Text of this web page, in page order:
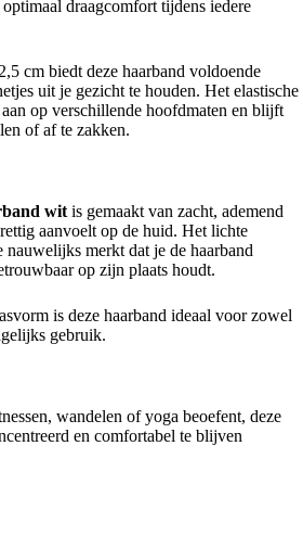
draagcomfort tijdens iedere
cm biedt deze haarband voldoende
uit je gezicht te houden. Het elastische
op verschillende hoofdmaten en blijft
of af te zakken.
wit is gemaakt van zacht, ademend
aanvoelt op de huid. Het lichte
merkt dat je de haarband
op zijn plaats houdt.
is deze haarband ideaal voor zowel
gebruik.
wandelen of yoga beoefent, deze
en comfortabel te blijven